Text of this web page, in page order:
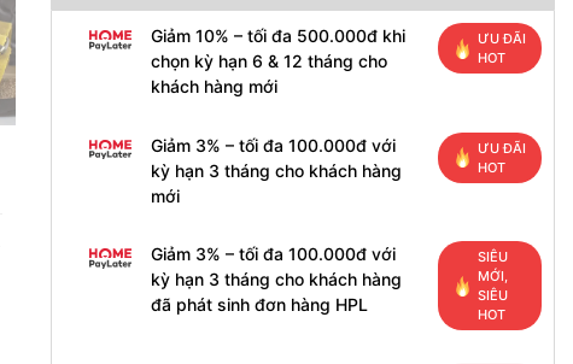
Giảm 10% – tối đa 500.000đ khi
chọn kỳ hạn 6 & 12 tháng cho
khách hàng mới
ƯU ĐÃI
HOT
Giảm 3% – tối đa 100.000đ với
kỳ hạn 3 tháng cho khách hàng
mới
ƯU ĐÃI
HOT
Giảm 3% – tối đa 100.000đ với
kỳ hạn 3 tháng cho khách hàng
đã phát sinh đơn hàng HPL
SIÊU
MỚI,
SIÊU
HOT